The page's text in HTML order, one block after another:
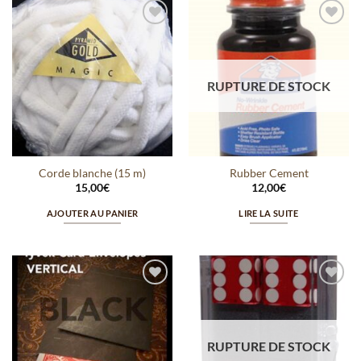
wishlist
Corde blanche (15 m)
15,00€
AJOUTER AU PANIER
Ajouter
wishlist
RUPTURE DE STOCK
Rubber Cement
12,00€
LIRE LA SUITE
Ajouter
à la
wishlist
Ajouter
wishlist
RUPTURE DE STOCK